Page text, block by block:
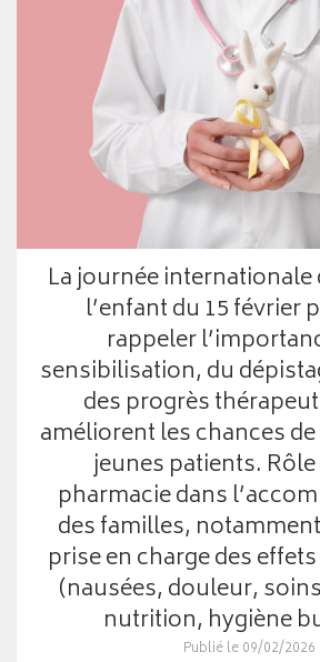
La journée internationale
l’enfant du 15 février
rappeler
sensibilisation, du
des progrès
améliorent les chances
jeunes patients. Rôle
pharmacie dans
des familles,
prise en charge des
(nausées, douleur,
nutrition, hygiène
Publié le 09/02/2026